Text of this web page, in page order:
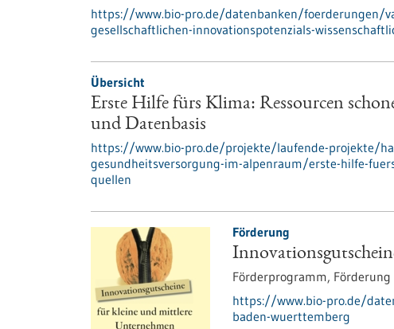
https://www.bio-pro.de/datenbanken/foerderungen/
gesellschaftlichen-innovationspotenzials-
Übersicht
Erste Hilfe fürs Klima: Ressourcen
und Datenbasis
https://www.bio-pro.de/projekte/laufende-projekte/
gesundheitsversorgung-im-alpenraum/erste-hilfe-
quellen
Förderung
Förderprogramm, Förderung
https://www.bio-pro.de/
baden-wuerttemberg